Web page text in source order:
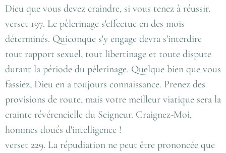
Dieu que vous devez craindre, si vous tenez à réussir.
verset 197. Le pèlerinage s'effectue en des mois
déterminés. Quiconque s'y engage devra s'interdire
tout rapport sexuel, tout libertinage et toute dispute
durant la période du pèlerinage. Quelque bien que vous
fassiez, Dieu en a toujours connaissance. Prenez des
provisions de route, mais votre meilleur viatique sera la
crainte révérencielle du Seigneur. Craignez-Moi,
hommes doués d'intelligence !
verset 229. La répudiation ne peut être prononcée que